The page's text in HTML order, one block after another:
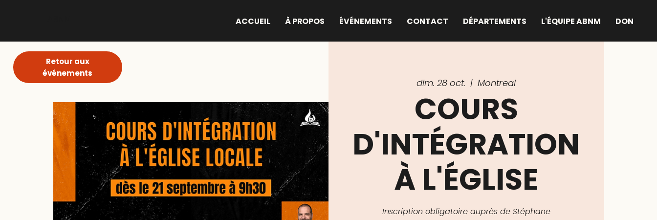
ACCUEIL À PROPOS ÉVÉNEMENTS CONTACT DÉPARTEMENTS L'ÉQUIPE ABNM DON
dim. 28 oct.
  |
Montreal
COURS
D'INTÉGRATION
À L'ÉGLISE
Inscription obligatoire auprès de Stéphane
Retour aux
événements